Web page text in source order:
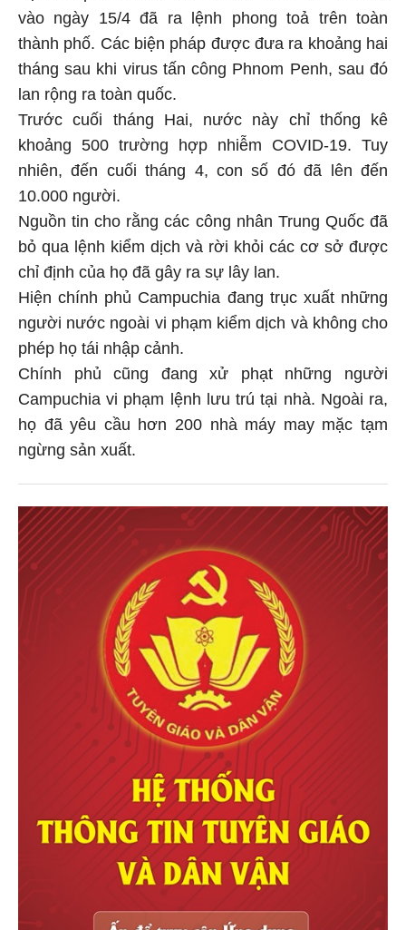
vào ngày 15/4 đã ra lệnh phong toả trên toàn
thành phố. Các biện pháp được đưa ra khoảng hai
tháng sau khi virus tấn công Phnom Penh, sau đó
lan rộng ra toàn quốc.
Trước cuối tháng Hai, nước này chỉ thống kê
khoảng 500 trường hợp nhiễm COVID-19. Tuy
nhiên, đến cuối tháng 4, con số đó đã lên đến
10.000 người.
Nguồn tin cho rằng các công nhân Trung Quốc đã
bỏ qua lệnh kiểm dịch và rời khỏi các cơ sở được
chỉ định của họ đã gây ra sự lây lan.
Hiện chính phủ Campuchia đang trục xuất những
người nước ngoài vi phạm kiểm dịch và không cho
phép họ tái nhập cảnh.
Chính phủ cũng đang xử phạt những người
Campuchia vi phạm lệnh lưu trú tại nhà. Ngoài ra,
họ đã yêu cầu hơn 200 nhà máy may mặc tạm
ngừng sản xuất.